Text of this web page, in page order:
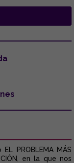
PROBLEMA MÁS
en la que nos